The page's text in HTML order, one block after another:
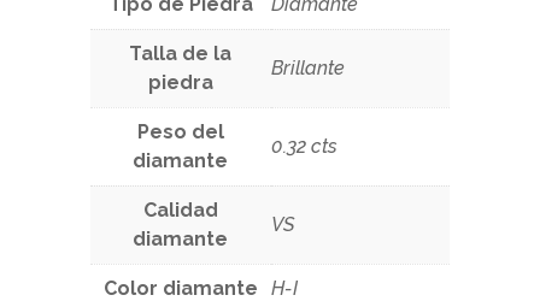
Talla de la
piedra
Brillante
Peso del
diamante
0.32 cts
Calidad
diamante
VS
Color diamante H-I